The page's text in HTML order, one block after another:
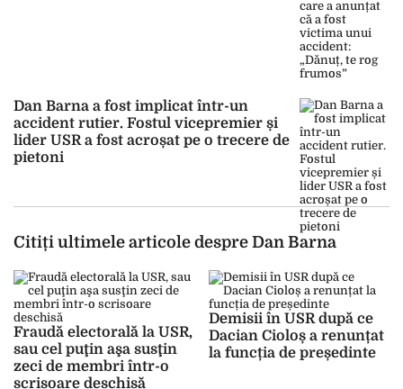
Dan Barna a fost implicat într-un
accident rutier. Fostul vicepremier și
lider USR a fost acroșat pe o trecere de
pietoni
Citiți ultimele articole despre Dan Barna
Fraudă electorală la USR,
sau cel puţin aşa susţin
zeci de membri într-o
scrisoare deschisă
Demisii în USR după ce
Dacian Cioloș a renunțat
la funcția de președinte